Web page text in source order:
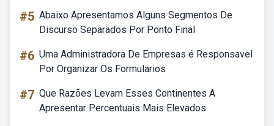
#5 Abaixo Apresentamos Alguns Segmentos De
Discurso Separados Por Ponto Final
#6 Uma Administradora De Empresas é Responsavel
Por Organizar Os Formularios
#7 Que Razões Levam Esses Continentes A
Apresentar Percentuais Mais Elevados